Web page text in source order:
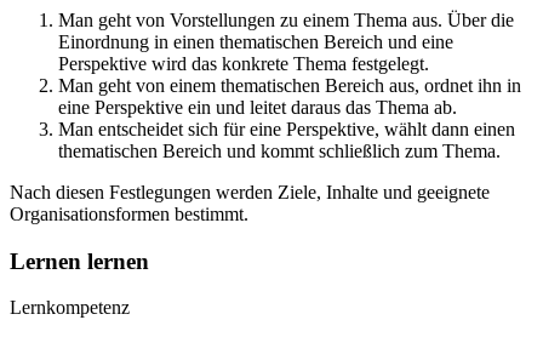
Man geht von Vorstellungen zu einem Thema aus. Über die
Einordnung in einen thematischen Bereich und eine
Perspektive wird das konkrete Thema festgelegt.
Man geht von einem thematischen Bereich aus, ordnet ihn in
eine Perspektive ein und leitet daraus das Thema ab.
Man entscheidet sich für eine Perspektive, wählt dann einen
thematischen Bereich und kommt schließlich zum Thema.
Nach diesen Festlegungen werden Ziele, Inhalte und geeignete
Organisationsformen bestimmt.
Lernen lernen
Lernkompetenz